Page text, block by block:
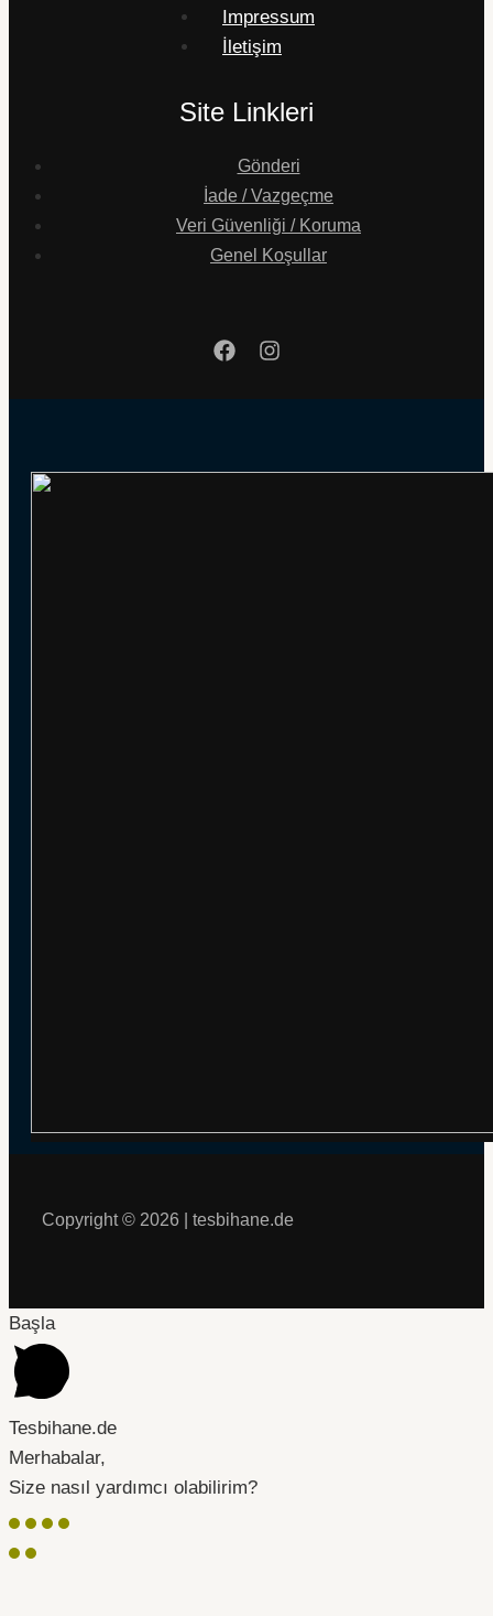
Impressum
İletişim
Site Linkleri
Gönderi
İade / Vazgeçme
Veri Güvenliği / Koruma
Genel Koşullar
Copyright © 2026 | tesbihane.de
Başla
Tesbihane.de
Merhabalar,
Size nasıl yardımcı olabilirim?